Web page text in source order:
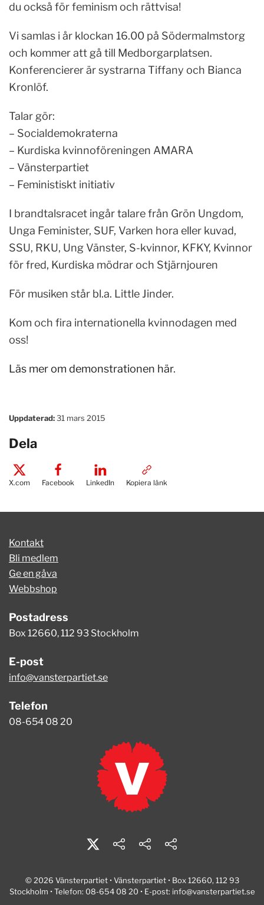
du också för feminism och rättvisa!
Vi samlas i år klockan 16.00 på Södermalmstorg
och kommer att gå till Medborgarplatsen.
Konferencierer är systrarna Tiffany och Bianca
Kronlöf.
Talar gör:
– Socialdemokraterna
– Kurdiska kvinnoföreningen AMARA
– Vänsterpartiet
– Feministiskt initiativ
I brandtalsracet ingår talare från Grön Ungdom,
Unga Feminister, SUF, Varken hora eller kuvad,
SSU, RKU, Ung Vänster, S-kvinnor, KFKY, Kvinnor
för fred, Kurdiska mödrar och Stjärnjouren
För musiken står bl.a. Little Jinder.
Kom och fira internationella kvinnodagen med
oss!
Läs mer om demonstrationen här.
Uppdaterad:31 mars 2015
Dela
X.com Facebook LinkedIn Kopiera länk
Kontakt
Bli medlem
Ge en gåva
Webbshop
Postadress
Box 12660, 112 93 Stockholm
E-post
info@vansterpartiet.se
Telefon
08-654 08 20
© 2026 Vänsterpartiet • Vänsterpartiet • Box 12660, 112 93
Stockholm • Telefon: 08-654 08 20 • E-post: info@vansterpartiet.se